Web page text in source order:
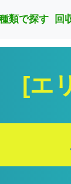
類で探す 回
[エ